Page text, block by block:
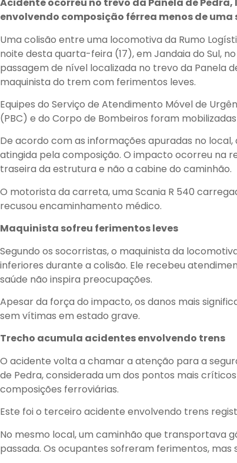
Acidente ocorreu no trevo da Panela de
envolvendo composição férrea menos de
Uma colisão entre uma locomotiva da Rumo
noite desta quarta-feira (17), em Jandaia do Sul,
passagem de nível localizada no trevo da Panela
maquinista do trem com ferimentos leves.
Equipes do Serviço de Atendimento Móvel de
(PBC) e do Corpo de Bombeiros foram
De acordo com as informações apuradas no
atingida pela composição. O impacto ocorreu na
traseira da estrutura e não a cabine do caminhão.
O motorista da carreta, uma Scania R 540
recusou encaminhamento médico.
Maquinista sofreu ferimentos leves
Segundo os socorristas, o maquinista da
inferiores durante a colisão. Ele recebeu
saúde não inspira preocupações.
Apesar da força do impacto, os danos mais
sem vítimas em estado grave.
Trecho acumula acidentes envolvendo trens
O acidente volta a chamar a atenção para a
de Pedra, considerada um dos pontos mais
composições ferroviárias.
Este foi o terceiro acidente envolvendo trens
No mesmo local, um caminhão que transportava
passada. Os ocupantes sofreram ferimentos, mas